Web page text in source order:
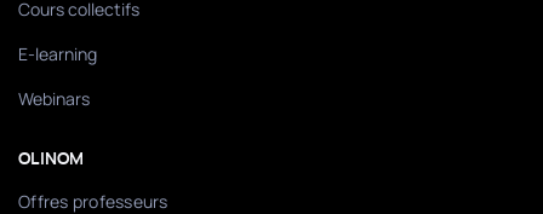
Cours collectifs
E-learning
Webinars
OLINOM
Offres professeurs